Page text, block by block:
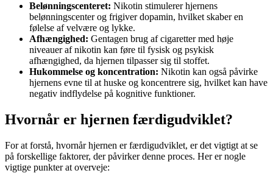
Belønningscenteret: Nikotin stimulerer hjernens
belønningscenter og frigiver dopamin, hvilket skaber en
følelse af velvære og lykke.
Afhængighed: Gentagen brug af cigaretter med høje
niveauer af nikotin kan føre til fysisk og psykisk
afhængighed, da hjernen tilpasser sig til stoffet.
Hukommelse og koncentration: Nikotin kan også påvirke
hjernens evne til at huske og koncentrere sig, hvilket kan have
negativ indflydelse på kognitive funktioner.
Hvornår er hjernen færdigudviklet?
For at forstå, hvornår hjernen er færdigudviklet, er det vigtigt at se
på forskellige faktorer, der påvirker denne proces. Her er nogle
vigtige punkter at overveje: